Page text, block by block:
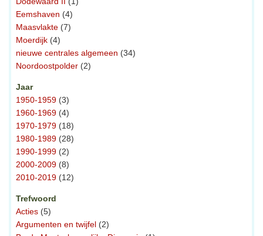
Eemshaven (4)
Maasvlakte (7)
Moerdijk (4)
nieuwe centrales algemeen (34)
Noordoostpolder (2)
Jaar
1950-1959 (3)
1960-1969 (4)
1970-1979 (18)
1980-1989 (28)
1990-1999 (2)
2000-2009 (8)
2010-2019 (12)
Trefwoord
Acties (5)
Argumenten en twijfel (2)